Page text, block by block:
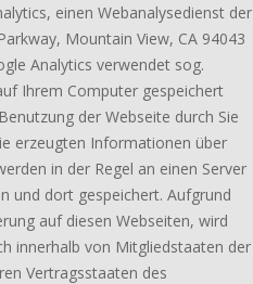
einen Webanalysedienst der
Mountain View, CA 94043
Analytics verwendet sog.
Ihrem Computer gespeichert
der Webseite durch Sie
erzeugten Informationen über
in der Regel an einen Server
und dort gespeichert. Aufgrund
auf diesen Webseiten, wird
innerhalb von Mitgliedstaaten der
Vertragsstaaten des